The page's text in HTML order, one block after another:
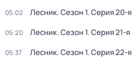
05:02 Лесник. Сезон 1. Серия 20-я
05:20 Лесник. Сезон 1. Серия 21-я
05:37 Лесник. Сезон 1. Серия 22-я